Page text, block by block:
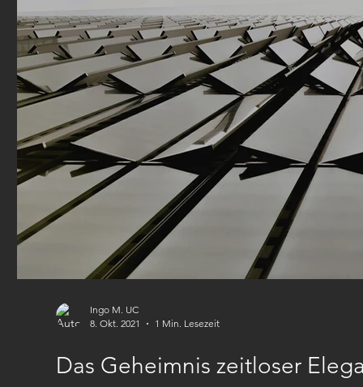
Das Geheimnis zeitloser
Ingo M. UC
8. Okt. 2021
1 Min. Lesezeit